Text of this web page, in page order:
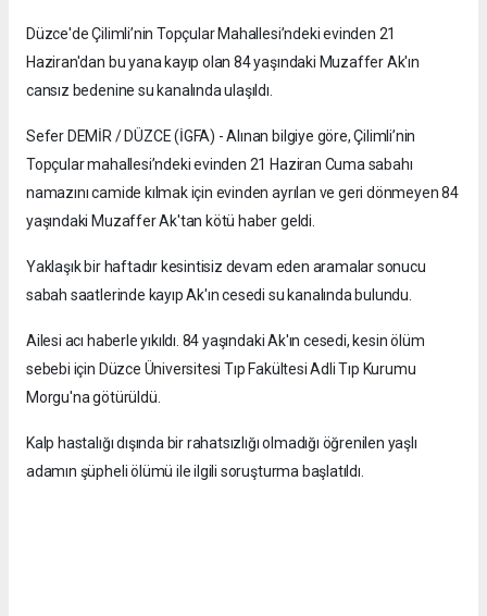
Düzce'de Çilimli’nin Topçular Mahallesi’ndeki evinden 21
Haziran'dan bu yana kayıp olan 84 yaşındaki Muzaffer Ak'ın
cansız bedenine su kanalında ulaşıldı.
Sefer DEMİR / DÜZCE (İGFA) - Alınan bilgiye göre, Çilimli’nin
Topçular mahallesi’ndeki evinden 21 Haziran Cuma sabahı
namazını camide kılmak için evinden ayrılan ve geri dönmeyen 84
yaşındaki Muzaffer Ak'tan kötü haber geldi.
Yaklaşık bir haftadır kesintisiz devam eden aramalar sonucu
sabah saatlerinde kayıp Ak'ın cesedi su kanalında bulundu.
Ailesi acı haberle yıkıldı. 84 yaşındaki Ak'ın cesedi, kesin ölüm
sebebi için Düzce Üniversitesi Tıp Fakültesi Adli Tıp Kurumu
Morgu'na götürüldü.
Kalp hastalığı dışında bir rahatsızlığı olmadığı öğrenilen yaşlı
adamın şüpheli ölümü ile ilgili soruşturma başlatıldı.